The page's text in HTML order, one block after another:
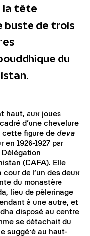
la tête
buste de trois
du
haut, aux joues
d’une chevelure
cette figure de deva
en 1926-1927 par
Délégation
(DAFA). Elle
cour de l’un des deux
du monastère
lieu de pèlerinage
à une autre, et
disposé au centre
se détachait du
suggéré au haut-